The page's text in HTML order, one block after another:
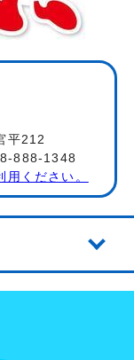
平212
888-1348
ください。